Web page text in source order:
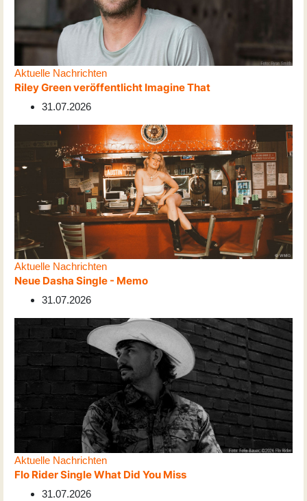
Aktuelle Nachrichten
Riley Green veröffentlicht Imagine That
31.07.2026
Aktuelle Nachrichten
Neue Dasha Single - Memo
31.07.2026
Aktuelle Nachrichten
Flo Rider Single What Did You Miss
31.07.2026